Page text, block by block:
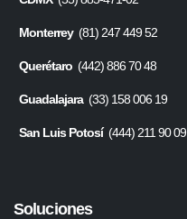
Monterrey(81) 247 449 52
Querétaro (442) 886 70 48
Guadalajara(33) 158 006 19
San Luis Potosí(444) 211 90 09
Soluciones